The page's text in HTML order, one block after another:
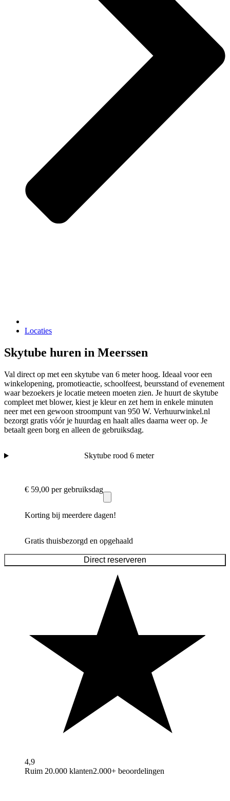
Locaties
Skytube huren in Meerssen
Val direct op met een skytube van 6 meter hoog. Ideaal voor een
winkelopening, promotieactie, schoolfeest, beursstand of evenement
waar bezoekers je locatie meteen moeten zien. Je huurt de skytube
compleet met blower, kiest je kleur en zet hem in enkele minuten
neer met een gewoon stroompunt van 950 W. Verhuurwinkel.nl
bezorgt gratis vóór je huurdag en haalt alles daarna weer op. Je
betaalt geen borg en alleen de gebruiksdag.
Skytube rood 6 meter
€ 59,00 per gebruiksdag
Korting bij meerdere dagen!
Gratis thuisbezorgd en opgehaald
Direct reserveren
4,9
Ruim 20.000 klanten2.000+ beoordelingen